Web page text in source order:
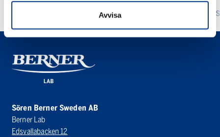
Avvisa
Sören Berner Sweden AB
Berner Lab
Edsvallabacken 12